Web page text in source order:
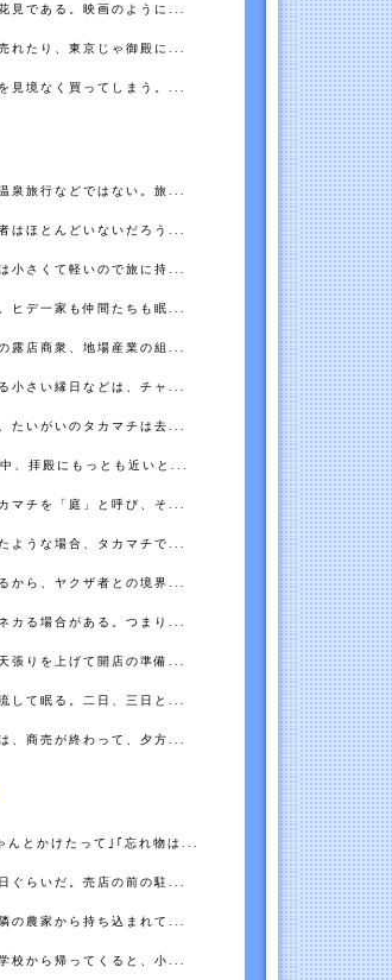
見である。映画のように...
れたり、東京じゃ御殿に...
見境なく買ってしまう。...
泉旅行などではない。旅...
はほとんどいないだろう...
小さくて軽いので旅に持...
ヒデ一家も仲間たちも眠...
露店商衆、地場産業の組...
小さい縁日などは、チャ...
たいがいのタカマチは去...
、拝殿にもっとも近いと...
マチを「庭」と呼び、そ...
ような場合、タカマチで...
から、ヤクザ者との境界...
カる場合がある。つまり...
張りを上げて開店の準備...
して眠る。二日、三日と...
、商売が終わって、夕方...
んとかけたって｣｢忘れ物は...
ぐらいだ。売店の前の駐...
の農家から持ち込まれて...
校から帰ってくると、小...